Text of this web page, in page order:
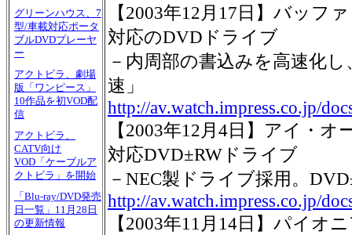
グリーンハウス、7
型/車載対応ポータ
ブルDVDプレーヤ
ー
アクトビラ、劇場
版「ワンピース」
10作品を初VOD配
信
アクトビラ、
CATV向け
VOD「ケーブルア
クトビラ」を開始
「Blu-ray/DVD発売
日一覧」11月28日
の更新情報
【2003年12月17日】バッフ
対応のDVDドライブ
－内周部の書込みを高速化
速」
http://av.watch.impress.co.jp/
【2003年12月4日】アイ・
対応DVD±RWドライブ
－NEC製ドライブ採用。
http://av.watch.impress.co.jp/
【2003年11月14日】パイオ